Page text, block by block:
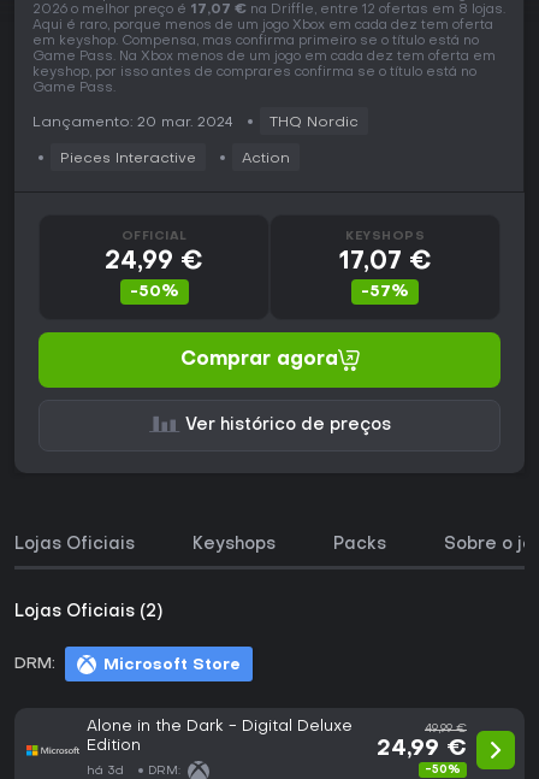
2026 o melhor preço é 17,07 € na Driffle, entre 12 ofertas em 8 lojas.
Aqui é raro, porque menos de um jogo Xbox em cada dez tem oferta
em keyshop. Compensa, mas confirma primeiro se o título está no
Game Pass. Na Xbox menos de um jogo em cada dez tem oferta em
keyshop, por isso antes de comprares confirma se o título está no
Game Pass.
Lançamento: 20 mar. 2024 THQ Nordic
Pieces Interactive Action
OFFICIAL
24,99 €
-50%
KEYSHOPS
17,07 €
-57%
Comprar agora
Ver histórico de preços
Lojas Oficiais Keyshops Packs Sobre o
Lojas Oficiais (2)
DRM: Microsoft Store
Alone in the Dark - Digital Deluxe
Edition
há 3d DRM:
49,99 €
24,99 €
-50%